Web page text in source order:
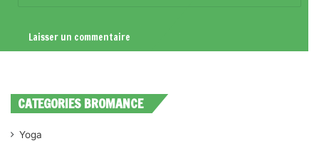
CATEGORIES BROMANCE
Yoga